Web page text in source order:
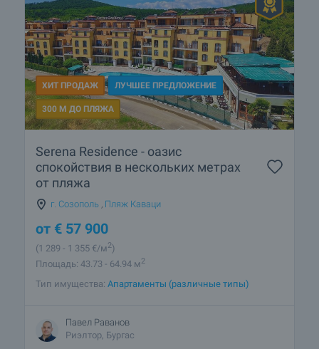
ХИТ ПРОДАЖ ЛУЧШЕЕ ПРЕДЛОЖЕНИЕ
300 М ДО ПЛЯЖА
Serena Residence - оазис
спокойствия в нескольких метрах
от пляжа
г. Созополь Пляж Каваци
от € 57 900
(1 289 - 1 355 €/м2)
Площадь: 43.73 - 64.94 м2
Тип имущества: Апартаменты (различные типы)
Павел Раванов
Риэлтор, Бургас